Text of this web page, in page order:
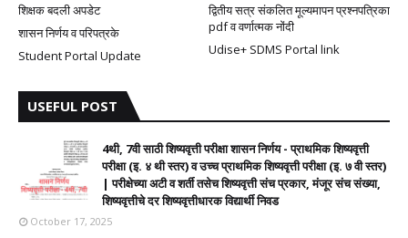
शिक्षक बदली अपडेट
द्वितीय सत्र संकलित मूल्यमापन प्रश्नपत्रिका
pdf व वर्णात्मक नोंदी
शासन निर्णय व परिपत्रके
Udise+ SDMS Portal link
Student Portal Update
USEFUL POST
4थी, 7वी साठी शिष्यवृत्ती परीक्षा शासन निर्णय - प्राथमिक शिष्यवृत्ती
परीक्षा (इ. ४ थी स्तर) व उच्च प्राथमिक शिष्यवृत्ती परीक्षा (इ. ७ वी स्तर)
| परीक्षेच्या अटी व शर्ती तसेच शिष्यवृत्ती संच प्रकार, मंजूर संच संख्या,
शिष्यवृत्तीचे दर शिष्यवृत्तीधारक विद्यार्थी निवड
October 17, 2025